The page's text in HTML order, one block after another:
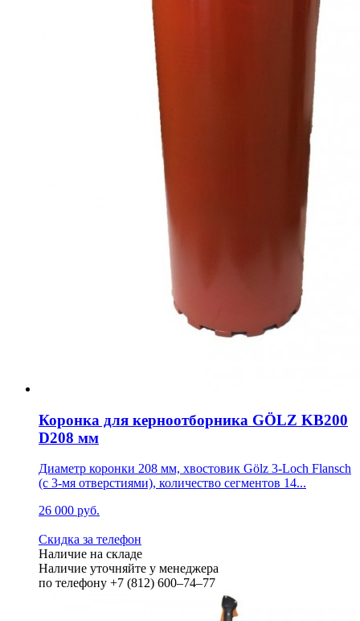
Коронка для керноотборника GÖLZ KB200
D208 мм
Диаметр коронки 208 мм, хвостовик Gölz 3-Loch Flansch
(с 3-мя отверстиями), количество сегментов 14...
26 000 руб.
Скидка за телефон
Наличие на складе
Наличие уточняйте у менеджера
по телефону +7 (812) 600–74–77